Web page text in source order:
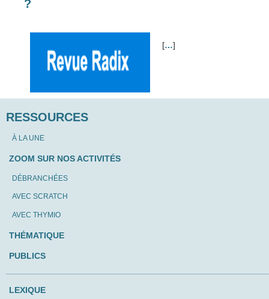
?
[…]
RESSOURCES
À LA UNE
ZOOM SUR NOS ACTIVITÉS
DÉBRANCHÉES
AVEC SCRATCH
AVEC THYMIO
THÉMATIQUE
PUBLICS
LEXIQUE